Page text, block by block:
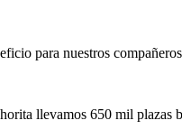
para nuestros
llevamos 650 mil plazas